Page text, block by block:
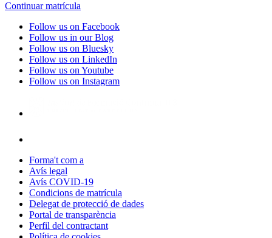
Continuar matrícula
Follow us on Facebook
Follow us in our Blog
Follow us on Bluesky
Follow us on LinkedIn
Follow us on Youtube
Follow us on Instagram
Forma't com a
Avís legal
Avís COVID-19
Condicions de matrícula
Delegat de protecció de dades
Portal de transparència
Perfil del contractant